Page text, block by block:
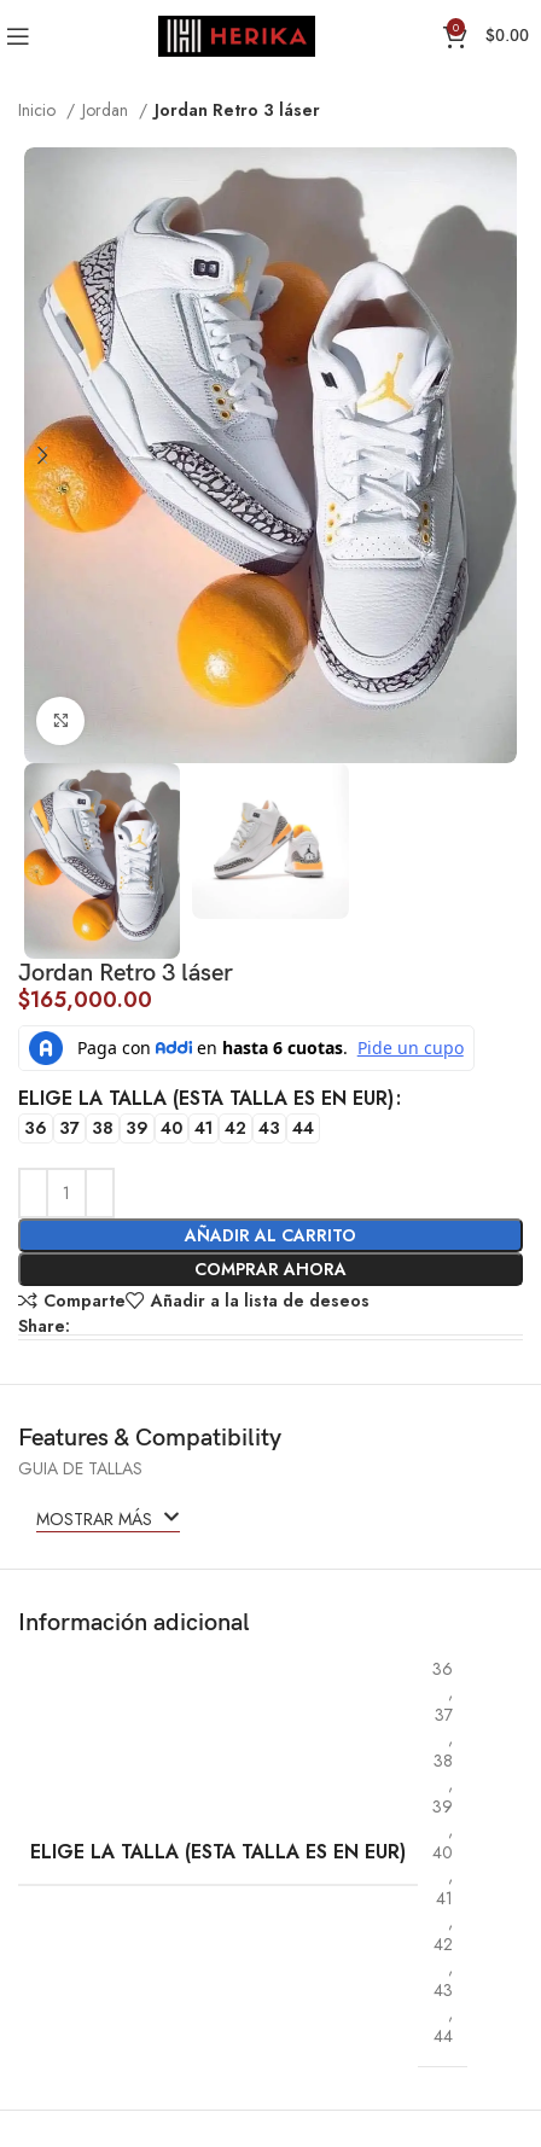
0 $0.00
Inicio Jordan Jordan Retro 3 láser
Jordan Retro 3 láser
$165,000.00
ELIGE LA TALLA (ESTA TALLA ES EN EUR)
36 37 38 39 40 41 42 43 44
AÑADIR AL CARRITO
COMPRAR AHORA
Comparte
Añadir a la lista de deseos
Share:
Features & Compatibility
GUIA DE TALLAS
MOSTRAR MÁS
Información adicional
ELIGE LA TALLA (ESTA TALLA ES EN EUR)
36
,
37
,
38
,
39
,
40
,
41
,
42
,
43
,
44